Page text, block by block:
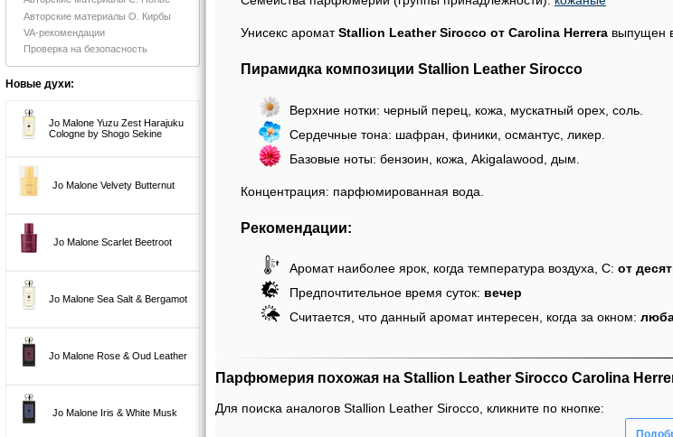
Авторские материалы О. Кирбы
VA-рекомендации
Проверка на безопасность
Новые духи:
Jo Malone Yuzu Zest Harajuku
Cologne by Shogo Sekine
Jo Malone Velvety Butternut
Jo Malone Scarlet Beetroot
Jo Malone Sea Salt & Bergamot
Jo Malone Rose & Oud Leather
Jo Malone Iris & White Musk
Унисекс ароматStallion Leather Sirocco от Carolina Herrera выпущен
Пирамидка композиции Stallion Leather Sirocco
Верхние нотки: черный перец, кожа, мускатный орех, соль.
Сердечные тона: шафран, финики, османтус, ликер.
Базовые ноты: бензоин, кожа, Akigalawood, дым.
Концентрация: парфюмированная вода.
Рекомендации:
Аромат наиболее ярок, когда температура воздуха, С: от
Предпочтительное время суток: вечер
Считается, что данный аромат интересен, когда за окном:
Парфюмерия похожая на Stallion Leather Sirocco Carolina
Для поиска аналогов Stallion Leather Sirocco, кликните по кнопке: